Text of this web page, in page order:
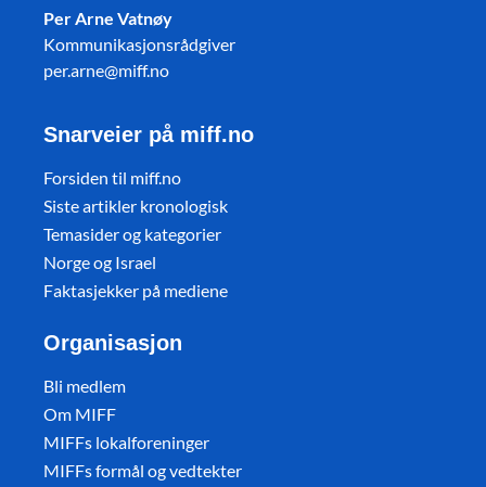
Per Arne Vatnøy
Kommunikasjonsrådgiver
per.arne@miff.no
Snarveier på miff.no
Forsiden til miff.no
Siste artikler kronologisk
Temasider og kategorier
Norge og Israel
Faktasjekker på mediene
Organisasjon
Bli medlem
Om MIFF
MIFFs lokalforeninger
MIFFs formål og vedtekter